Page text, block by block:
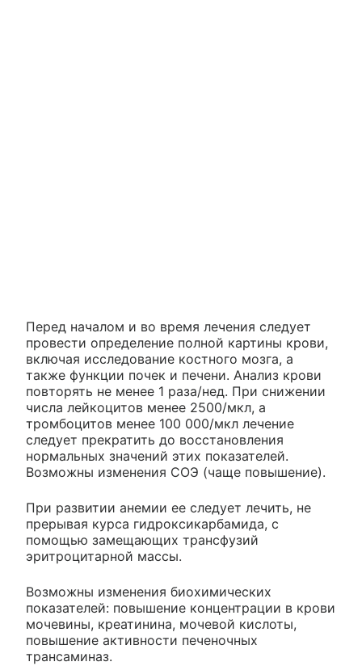
Перед началом и во время лечения следует
провести определение полной картины крови,
включая исследование костного мозга, а
также функции почек и печени. Анализ крови
повторять не менее 1 раза/нед. При снижении
числа лейкоцитов менее 2500/мкл, а
тромбоцитов менее 100 000/мкл лечение
следует прекратить до восстановления
нормальных значений этих показателей.
Возможны изменения СОЭ (чаще повышение).
При развитии анемии ее следует лечить, не
прерывая курса гидроксикарбамида, с
помощью замещающих трансфузий
эритроцитарной массы.
Возможны изменения биохимических
показателей: повышение концентрации в крови
мочевины, креатинина, мочевой кислоты,
повышение активности печеночных
трансаминаз.